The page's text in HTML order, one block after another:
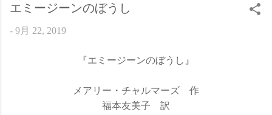
エミージーンのぼうし
- 9月 22, 2019
『エミージーンのぼうし』
メアリー・チャルマーズ 作
福本友美子 訳